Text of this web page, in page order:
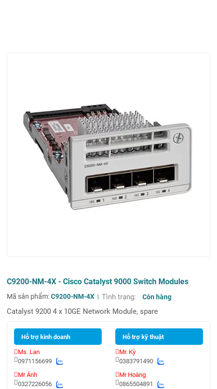
C9200-NM-4X - Cisco Catalyst 9000 Switch Modules
Mã sản phẩm:C9200-NM-4X Tình trạng: Còn hàng
Catalyst 9200 4 x 10GE Network Module, spare
Hỗ trợ kinh doanh
Ms. Lan
0971156699
Mr Ánh
0327226056
Hỗ trợ kỹ thuật
Mr. Kỳ
0383791490
Mr Hoàng
0865504891